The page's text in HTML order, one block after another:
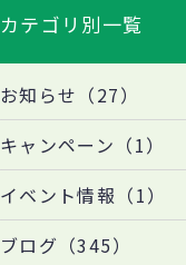
カテゴリ別一覧
お知らせ（27）
キャンペーン（1）
イベント情報（1）
ブログ（345）